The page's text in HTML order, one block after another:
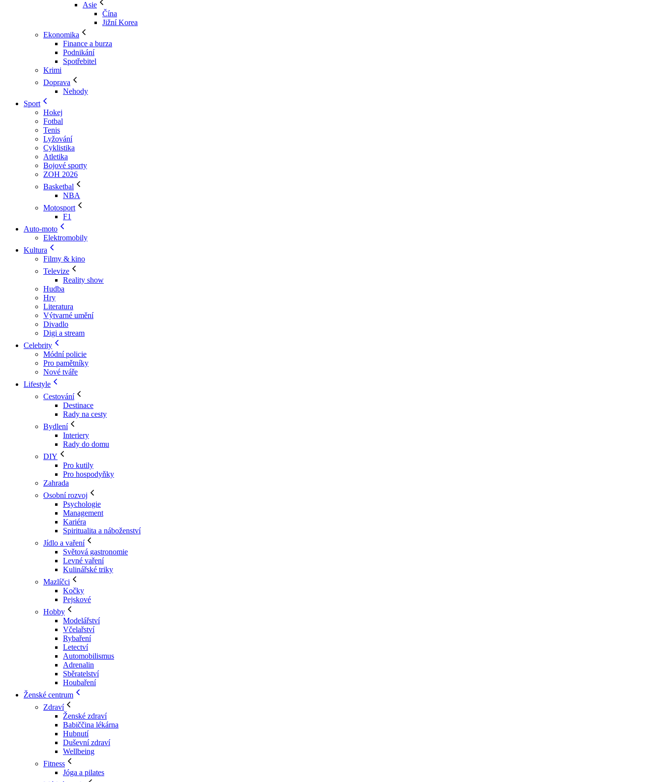
Asie
Čína
Jižní Korea
Ekonomika
Finance a burza
Podnikání
Spotřebitel
Krimi
Doprava
Nehody
Sport
Hokej
Fotbal
Tenis
Lyžování
Cyklistika
Atletika
Bojové sporty
ZOH 2026
Basketbal
NBA
Motosport
F1
Auto-moto
Elektromobily
Kultura
Filmy & kino
Televize
Reality show
Hudba
Hry
Literatura
Výtvarné umění
Divadlo
Digi a stream
Celebrity
Módní policie
Pro pamětníky
Nové tváře
Lifestyle
Cestování
Destinace
Rady na cesty
Bydlení
Interiery
Rady do domu
DIY
Pro kutily
Pro hospodyňky
Zahrada
Osobní rozvoj
Psychologie
Management
Kariéra
Spiritualita a náboženství
Jídlo a vaření
Světová gastronomie
Levné vaření
Kulinářské triky
Mazlíčci
Kočky
Pejskové
Hobby
Modelářství
Včelařství
Rybaření
Letectví
Automobilismus
Adrenalin
Sběratelství
Houbaření
Ženské centrum
Zdraví
Ženské zdraví
Babiččina lékárna
Hubnutí
Duševní zdraví
Wellbeing
Fitness
Jóga a pilates